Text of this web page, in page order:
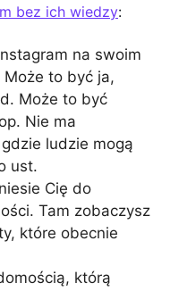
bez ich wiedzy:
na swoim
to być ja,
Może to być
Nie ma
ludzie mogą
ust.
Cię do
Tam zobaczysz
które obecnie
którą